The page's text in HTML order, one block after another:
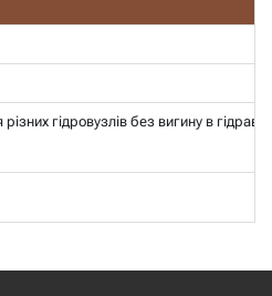
гідровузлів без вигину в